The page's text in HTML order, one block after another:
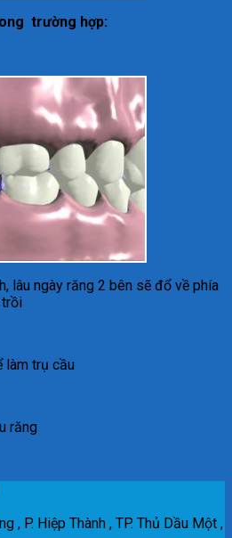
trường hợp:
lâu ngày răng 2 bên sẽ đổ về phía
làm trụ cầu
răng
, P. Hiệp Thành , TP. Thủ Dầu Một ,